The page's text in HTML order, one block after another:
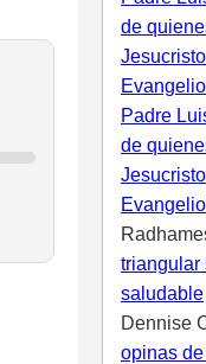
de
Padre
de
triangular
saludable
Dennise
opinas